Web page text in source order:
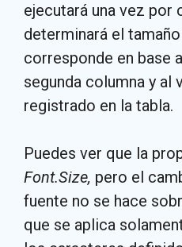
ejecutará una vez por
determinará el
corresponde en base
segunda columna y al
registrado en la tabla.
Puedes ver que la
Font.Size, pero el
fuente no se hace
que se aplica